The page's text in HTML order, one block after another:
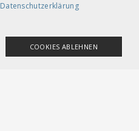
Datenschutzerklärung
COOKIES ABLEHNEN